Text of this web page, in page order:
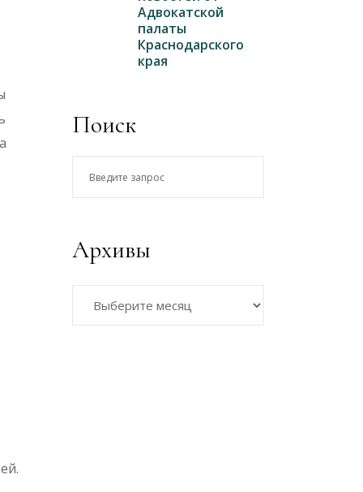
Адвокатской
палаты
Краснодарского
края
Поиск
Архивы